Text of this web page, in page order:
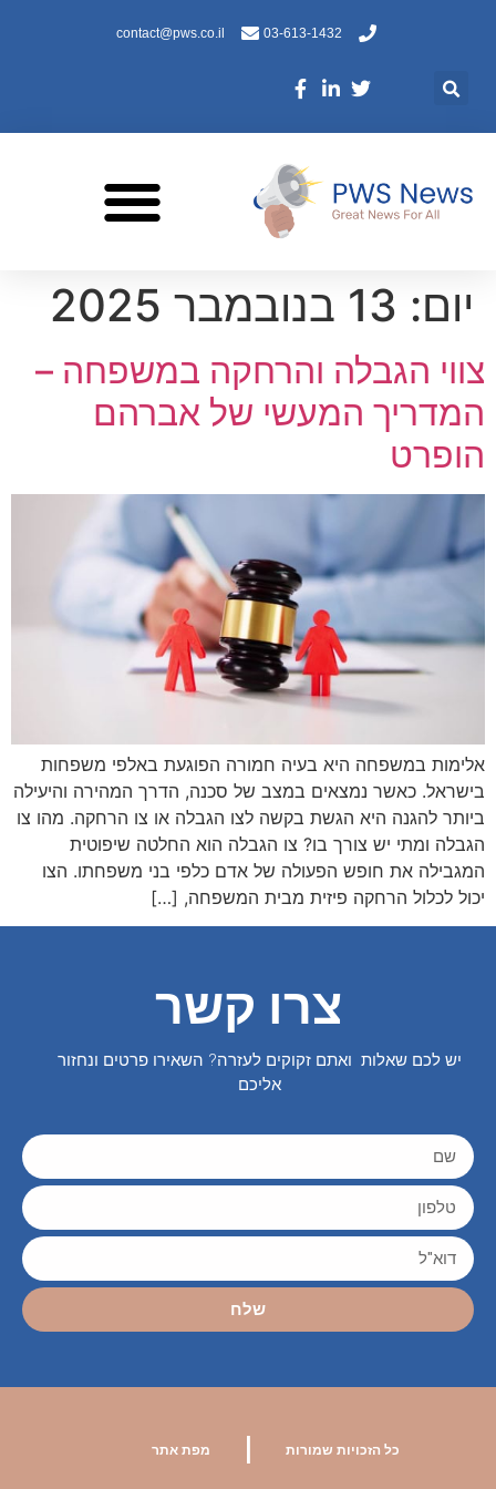
03-613-1432
contact@pws.co.il
יום: 13 בנובמבר 2025
צווי הגבלה והרחקה במשפחה –
המדריך המעשי של אברהם
הופרט
אלימות במשפחה היא בעיה חמורה הפוגעת באלפי משפחות
בישראל. כאשר נמצאים במצב של סכנה, הדרך המהירה והיעילה
ביותר להגנה היא הגשת בקשה לצו הגבלה או צו הרחקה. מהו צו
הגבלה ומתי יש צורך בו? צו הגבלה הוא החלטה שיפוטית
המגבילה את חופש הפעולה של אדם כלפי בני משפחתו. הצו
יכול לכלול הרחקה פיזית מבית המשפחה, […]
צרו קשר
יש לכם שאלות ואתם זקוקים לעזרה? השאירו פרטים ונחזור
אליכם
שלח
כל הזכויות שמורות | מפת אתר